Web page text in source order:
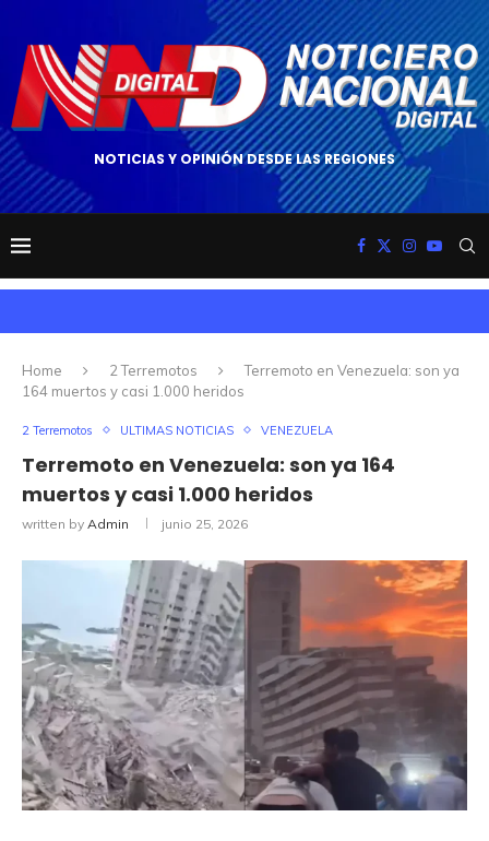
NOTICIAS Y OPINIÓN DESDE LAS REGIONES
Home 2 Terremotos
Terremoto en Venezuela: son ya
164 muertos y casi 1.000 heridos
2 Terremotos ULTIMAS NOTICIAS VENEZUELA
Terremoto en Venezuela: son ya 164
muertos y casi 1.000 heridos
written by Admin junio 25, 2026